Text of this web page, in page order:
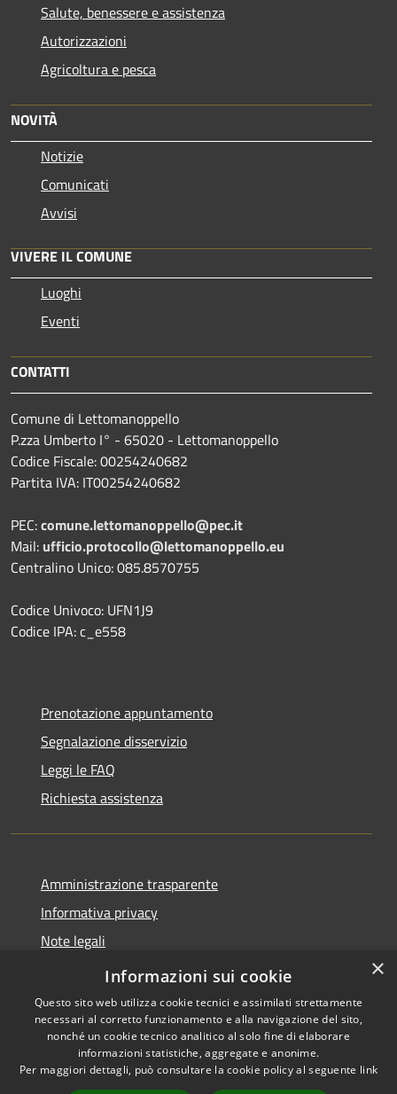
Salute, benessere e assistenza
Autorizzazioni
Agricoltura e pesca
NOVITÀ
Notizie
Comunicati
Avvisi
VIVERE IL COMUNE
Luoghi
Eventi
CONTATTI
Comune di Lettomanoppello
P.zza Umberto I° - 65020 - Lettomanoppello
Codice Fiscale: 00254240682
Partita IVA: IT00254240682
PEC:comune.lettomanoppello@pec.it
Mail: ufficio.protocollo@lettomanoppello.eu
Centralino Unico: 085.8570755
Codice Univoco: UFN1J9
Codice IPA: c_e558
Prenotazione appuntamento
Segnalazione disservizio
Leggi le FAQ
Richiesta assistenza
Amministrazione trasparente
Informativa privacy
Note legali
Dichiarazione di accessibilità
Accessibilità
Copyright © 2026 • Comune di
Lettomanoppello • Powered by
×
Informazioni sui cookie
Questo sito web utilizza cookie tecnici e assimilati strettamente
necessari al corretto funzionamento e alla navigazione del sito,
nonché un cookie tecnico analitico al solo fine di elaborare
informazioni statistiche, aggregate e anonime.
Per maggiori dettagli, può consultare la cookie policy al seguente link